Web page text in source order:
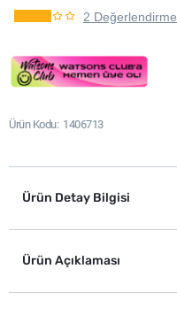
2 Değerlendirme
Ürün Kodu 1406713
Ürün Detay Bilgisi
Ürün Açıklaması